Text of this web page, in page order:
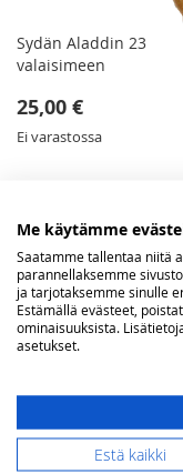
Sydän Aladdin 23
valaisimeen
25,00 €
Ei varastossa
NÄYTETÄÄN
Tyhjennä kaikki
VERTAA TUOTTEITA
Sinulla ei vertailtavia
OMA TOIVELISTA
Me käytämme
Saatamme tallentaa niitä
parannellaksemme
ja tarjotaksemme sinulle
Estämällä evästeet,
ominaisuuksista.
asetukset.
Estä kaikki